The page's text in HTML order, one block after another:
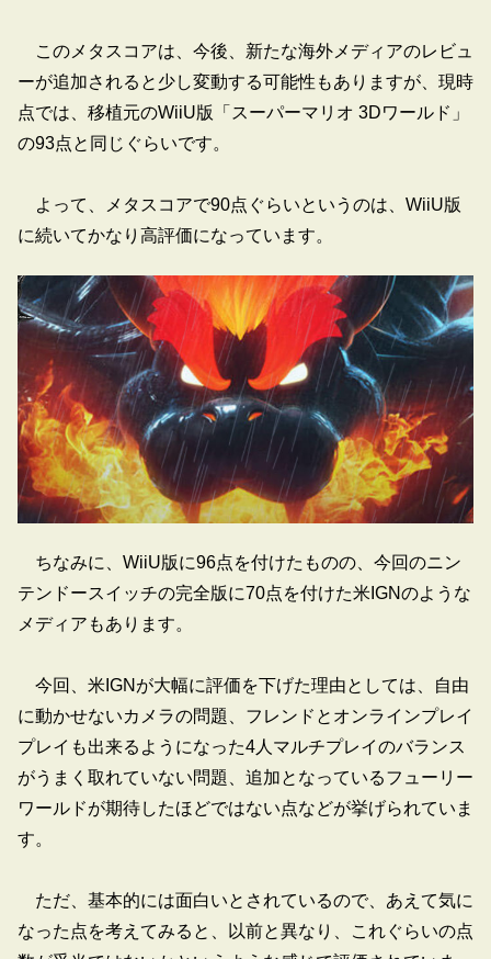
このメタスコアは、今後、新たな海外メディアのレビュ
ーが追加されると少し変動する可能性もありますが、現時
点では、移植元のWiiU版「スーパーマリオ 3Dワールド」
の93点と同じぐらいです。
よって、メタスコアで90点ぐらいというのは、WiiU版
に続いてかなり高評価になっています。
ちなみに、WiiU版に96点を付けたものの、今回のニン
テンドースイッチの完全版に70点を付けた米IGNのような
メディアもあります。
今回、米IGNが大幅に評価を下げた理由としては、自由
に動かせないカメラの問題、フレンドとオンラインプレイ
プレイも出来るようになった4人マルチプレイのバランス
がうまく取れていない問題、追加となっているフューリー
ワールドが期待したほどではない点などが挙げられていま
す。
ただ、基本的には面白いとされているので、あえて気に
なった点を考えてみると、以前と異なり、これぐらいの点